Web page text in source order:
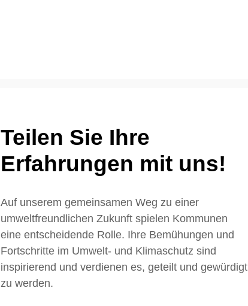
Teilen Sie Ihre
Erfahrungen mit uns!
Auf unserem gemeinsamen Weg zu einer
umweltfreundlichen Zukunft spielen Kommunen
eine entscheidende Rolle. Ihre Bemühungen und
Fortschritte im Umwelt- und Klimaschutz sind
inspirierend und verdienen es, geteilt und gewürdigt
zu werden.